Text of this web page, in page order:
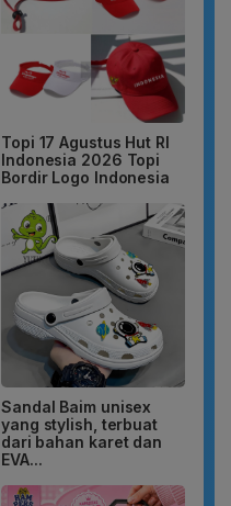
Topi 17 Agustus Hut RI
Indonesia 2026 Topi
Bordir Logo Indonesia
Sandal Baim unisex
yang stylish, terbuat
dari bahan karet dan
EVA...